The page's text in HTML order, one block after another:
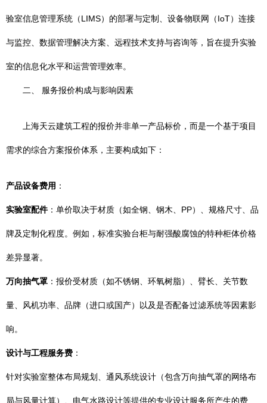
验室信息管理系统（LIMS）的部署与定制、设备物联网（IoT）连接
与监控、数据管理解决方案、远程技术支持与咨询等，旨在提升实验
室的信息化水平和运营管理效率。
二、 服务报价构成与影响因素
上海天云建筑工程的报价并非单一产品标价，而是一个基于项目
需求的综合方案报价体系，主要构成如下：
产品设备费用 ：
实验室配件：单价取决于材质（如全钢、钢木、PP）、规格尺寸、品
牌及定制化程度。例如，标准实验台柜与耐强酸腐蚀的特种柜体价格
差异显著。
万向抽气罩 ：报价受材质（如不锈钢、环氧树脂）、臂长、关节数
量、风机功率、品牌（进口或国产）以及是否配备过滤系统等因素影
响。
设计与工程服务费 ：
针对实验室整体布局规划、通风系统设计（包含万向抽气罩的网络布
局与风量计算）、电气水路设计等提供的专业设计服务所产生的费